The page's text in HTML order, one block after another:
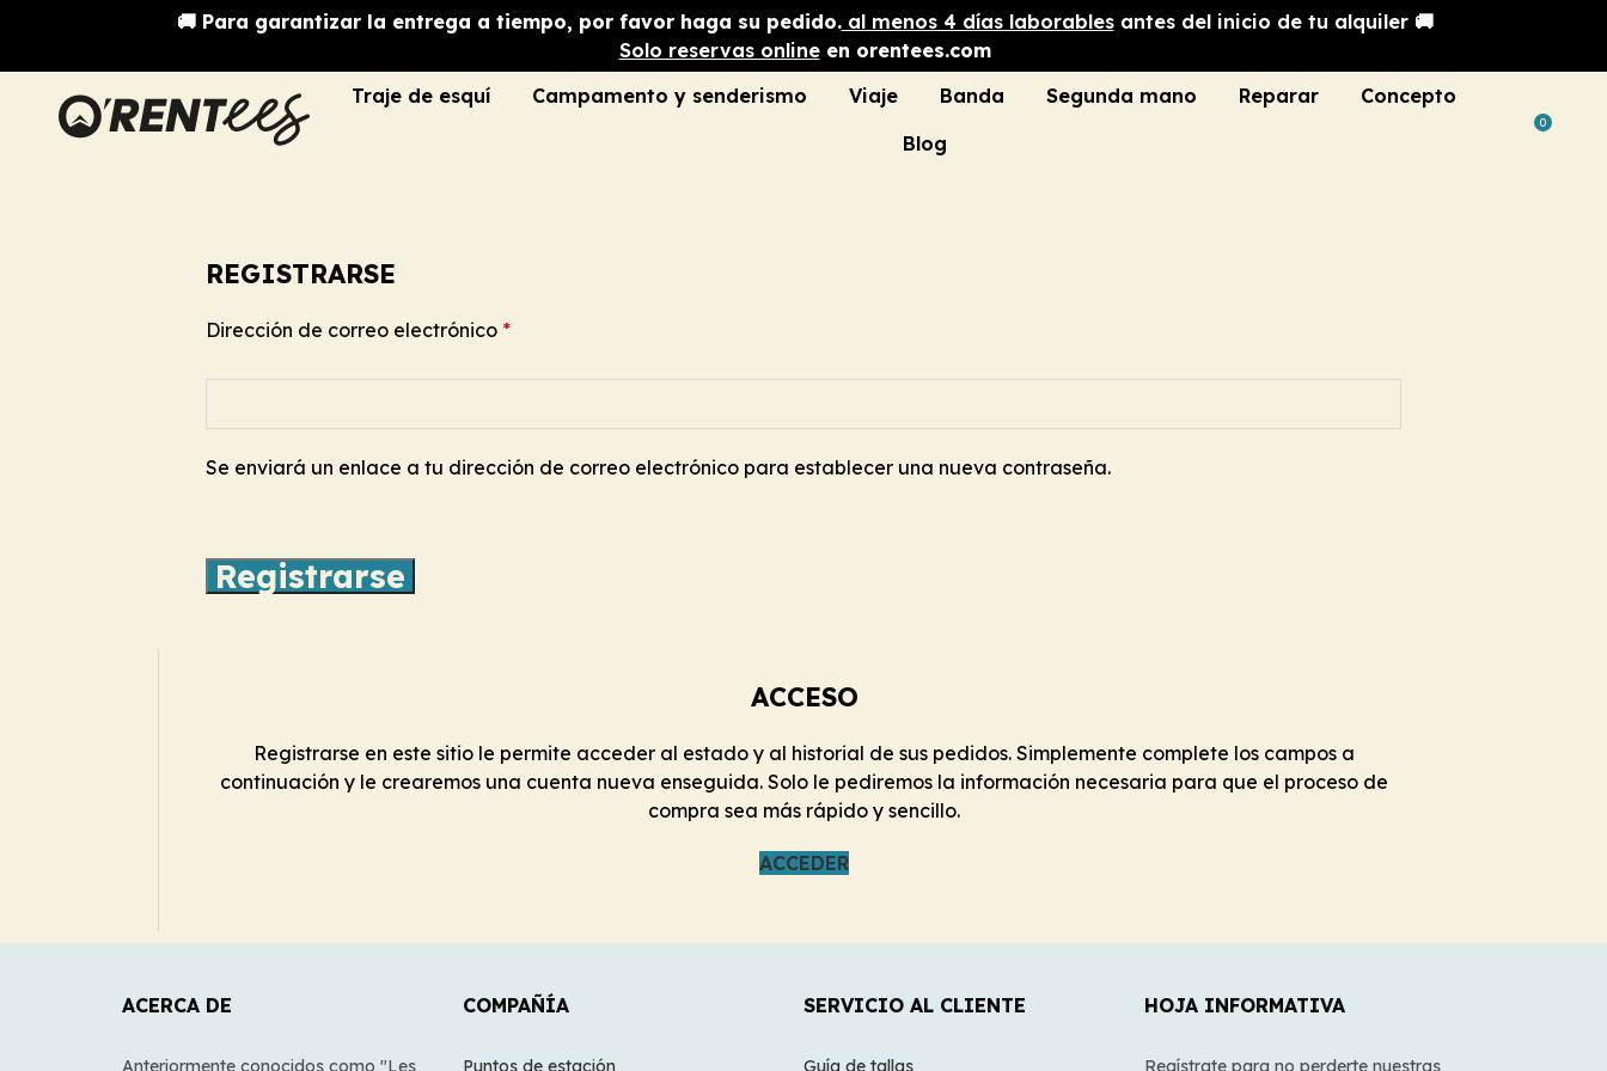
🚚 Para garantizar la entrega a tiempo, por favor haga su pedido.al menos 4 días laborablesantes del inicio de tu alquiler 🚚
Solo reservas onlineen orentees.com
Traje de esquí
Campamento y senderismo Viaje Banda Segunda mano Reparar
Concepto
Blog
0
REGISTRARSE
Dirección de correo electrónico *
Se enviará un enlace a tu dirección de correo electrónico para establecer una nueva contraseña.
Registrarse
ACCESO
Registrarse en este sitio le permite acceder al estado y al historial de sus pedidos. Simplemente complete los campos a
continuación y le crearemos una cuenta nueva enseguida. Solo le pediremos la información necesaria para que el proceso de
compra sea más rápido y sencillo.
ACCEDER
ACERCA DE
Anteriormente conocidos como "Les
COMPAÑÍA
Puntos de estación
SERVICIO AL CLIENTE
Guía de tallas
HOJA INFORMATIVA
Regístrate para no perderte nuestras